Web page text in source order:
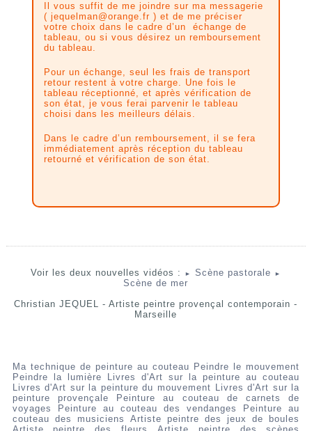
Il vous suffit de me joindre sur ma messagerie
( jequelman@orange.fr ) et de me préciser
votre choix dans le cadre d’un échange de
tableau, ou si vous désirez un remboursement
du tableau.
Pour un échange, seul les frais de transport
retour restent à votre charge. Une fois le
tableau réceptionné, et après vérification de
son état, je vous ferai parvenir le tableau
choisi dans les meilleurs délais.
Dans le cadre d’un remboursement, il se fera
immédiatement après réception du tableau
retourné et vérification de son état.
Voir les deux nouvelles vidéos : ► Scène pastorale ►
Scène de mer
Christian JEQUEL - Artiste peintre provençal contemporain -
Marseille
Ma technique de peinture au couteau Peindre le mouvement
Peindre la lumière
Livres d'Art sur la peinture au couteau
Livres d'Art sur la peinture du mouvement Livres d'Art sur la
peinture provençale
Peinture au couteau de carnets de
voyages
Peinture au couteau des vendanges
Peinture au
couteau des musiciens
Artiste peintre des jeux de boules